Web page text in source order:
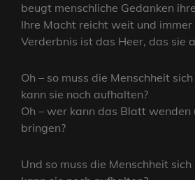
beugt menschliche Gedanken
Ihre Macht reicht weit und
Verderbnis ist das Heer, das sie
Oh – so muss die Menschheit
kann sie noch aufhalten?
Oh – wer kann das Blatt wenden
bringen?
Und so muss die Menschheit